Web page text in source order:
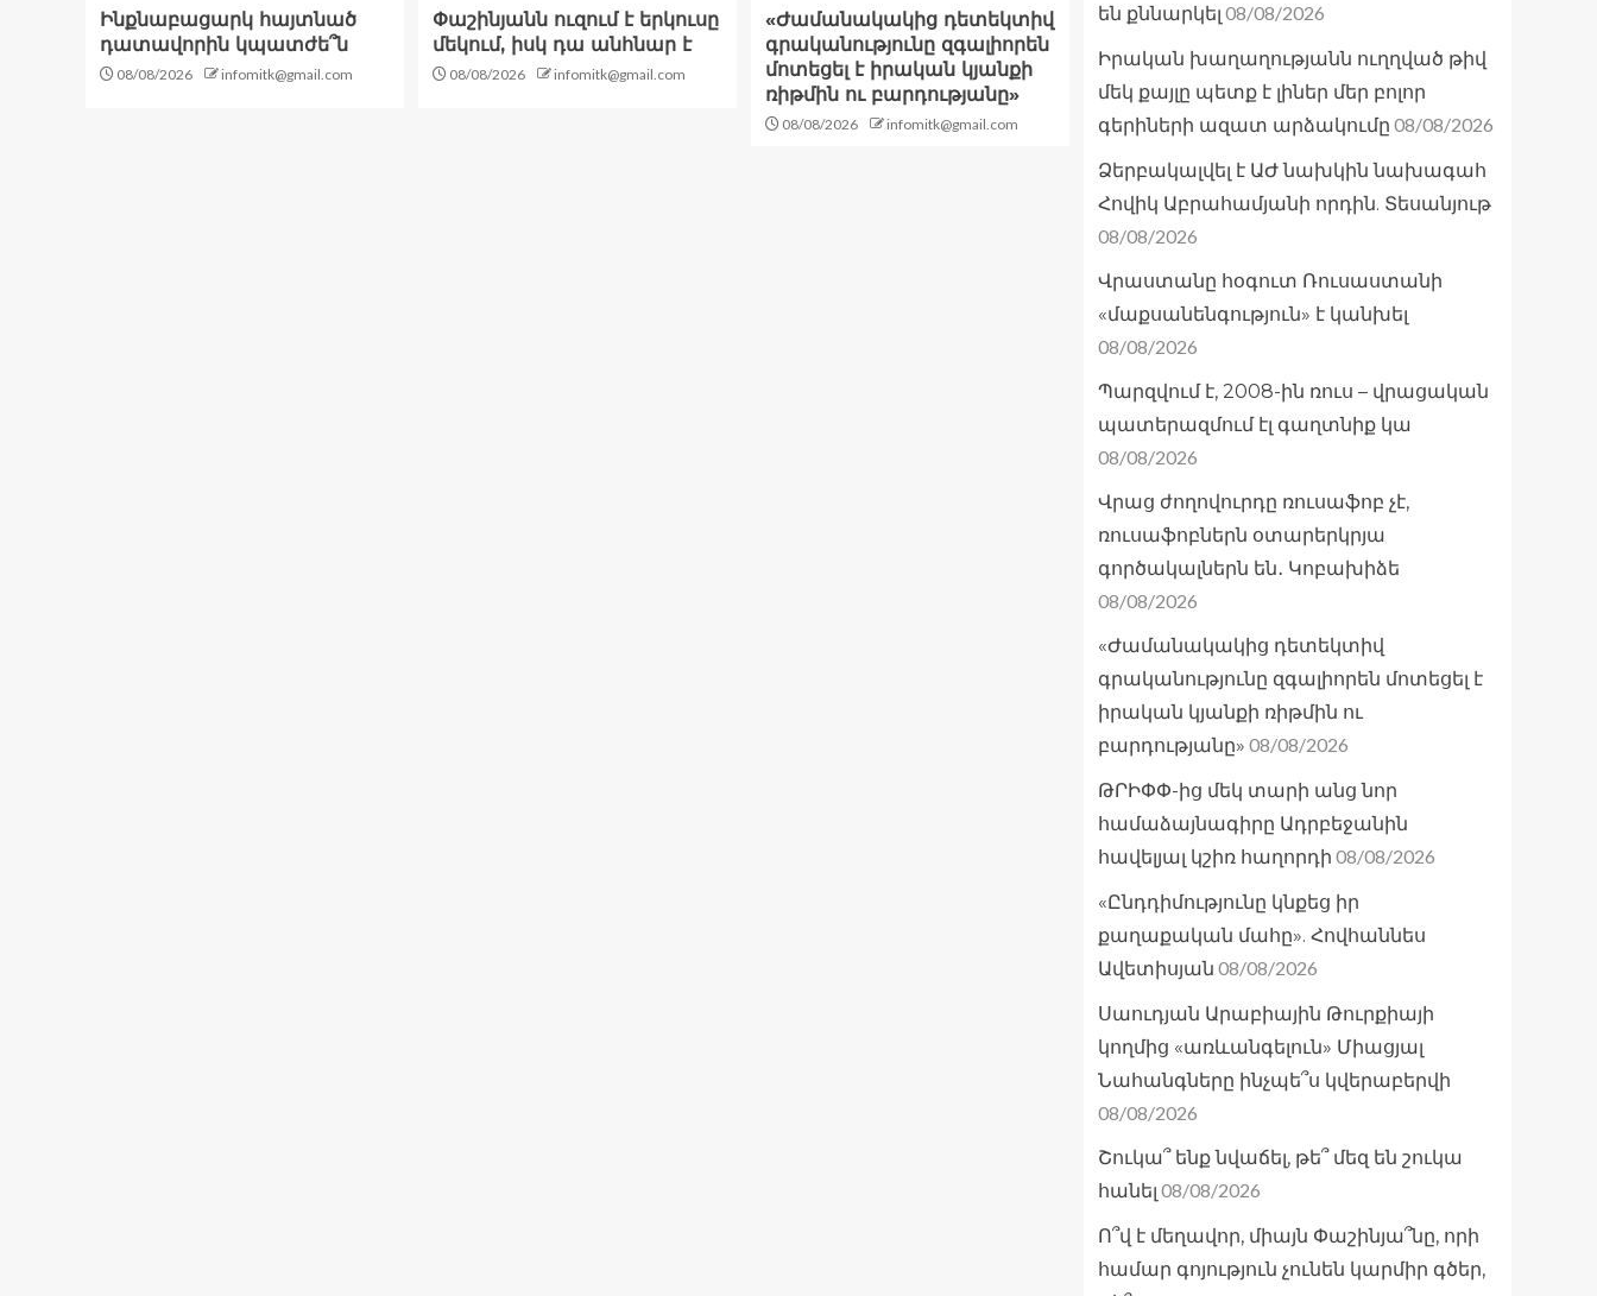
Ինքնաբացարկ հայտնած
դատավորին կպատժե՞ն
08/08/2026 infomitk@gmail.com
Փաշինյանն ուզում է երկուսը
մեկում, իսկ դա անհնար է
08/08/2026 infomitk@gmail.com
«Ժամանակակից դետեկտիվ
գրականությունը զգալիորեն
մոտեցել է իրական կյանքի
ռիթմին ու բարդությանը»
08/08/2026 infomitk@gmail.com
են քննարկել 08/08/2026
Իրական խաղաղությանն ուղղված թիվ
մեկ քայլը պետք է լիներ մեր բոլոր
գերիների ազատ արձակումը 08/08/2026
Ձերբակալվել է ԱԺ նախկին նախագահ
Հովիկ Աբրահամյանի որդին. Տեսանյութ
08/08/2026
Վրաստանը հօգուտ Ռուսաստանի
«մաքսանենգություն» է կանխել
08/08/2026
Պարզվում է, 2008-ին ռուս – վրացական
պատերազմում էլ գաղտնիք կա
08/08/2026
Վրաց ժողովուրդը ռուսաֆոբ չէ,
ռուսաֆոբներն օտարերկրյա
գործակալներն են․ Կոբախիձե
08/08/2026
«Ժամանակակից դետեկտիվ
գրականությունը զգալիորեն մոտեցել է
իրական կյանքի ռիթմին ու
բարդությանը» 08/08/2026
ԹՐԻՓՓ-ից մեկ տարի անց նոր
համաձայնագիրը Ադրբեջանին
հավելյալ կշիռ հաղորդի 08/08/2026
«Ընդդիմությունը կնքեց իր
քաղաքական մահը». Հովհաննես
Ավետիսյան 08/08/2026
Սաուդյան Արաբիային Թուրքիայի
կողմից «առևանգելուն» Միացյալ
Նահանգները ինչպե՞ս կվերաբերվի
08/08/2026
Շուկա՞ ենք նվաճել, թե՞ մեզ են շուկա
հանել 08/08/2026
Ո՞վ է մեղավոր, միայն Փաշինյա՞նը, որի
համար գոյություն չունեն կարմիր գծեր,